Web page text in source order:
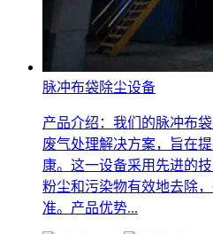
脉冲布袋除尘设备
产品介绍：我们的脉冲布
废气处理解决方案，旨在
康。这一设备采用先进的
粉尘和污染物有效地去除
准。产品优势...